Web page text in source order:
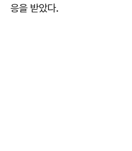
응을 받았다.